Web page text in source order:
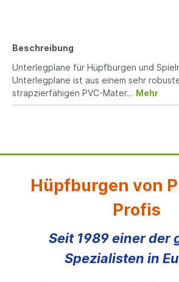
Beschreibung
Unterlegplane für Hüpfburgen und
Unterlegplane ist aus einem sehr
strapzierfähigen PVC-Mater… Mehr
Hüpfburgen von
Profis
Seit 1989 einer der
Spezialisten in